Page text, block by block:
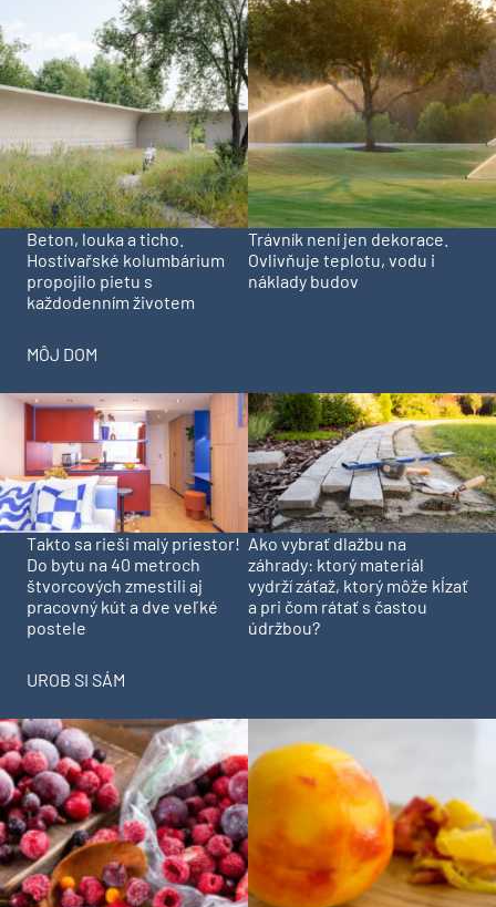
Beton, louka a ticho.
Hostivařské kolumbárium
propojilo pietu s
každodenním životem
Trávník není jen dekorace.
Ovlivňuje teplotu, vodu i
náklady budov
MÔJ DOM
Takto sa rieši malý priestor!
Do bytu na 40 metroch
štvorcových zmestili aj
pracovný kút a dve veľké
postele
Ako vybrať dlažbu na
záhrady: ktorý materiál
vydrží záťaž, ktorý môže kĺzať
a pri čom rátať s častou
údržbou?
UROB SI SÁM